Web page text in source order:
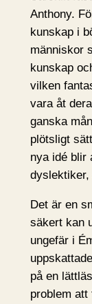
Anthony.
kunskap i
människor
kunskap
vilken
vara åt
ganska
plötsligt
nya idé blir
dyslektiker,
Det är en
säkert kan
ungefär i
på en
problem